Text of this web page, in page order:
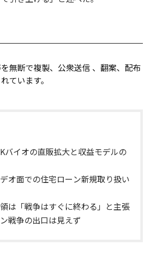
無断で複製、公衆送信 、翻案、配布
ています。
バイオの直販拡大と収益モデルの
オ面での住宅ローン新規取り扱い
は「戦争はすぐに終わる」と主張
戦争の出口は見えず